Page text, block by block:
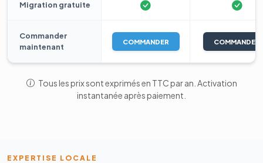
Migration gratuite
Commander
maintenant
COMMANDER COMMANDER
Tous les prix sont exprimés en TTC par an. Activation
instantanée après paiement.
EXPERTISE LOCALE